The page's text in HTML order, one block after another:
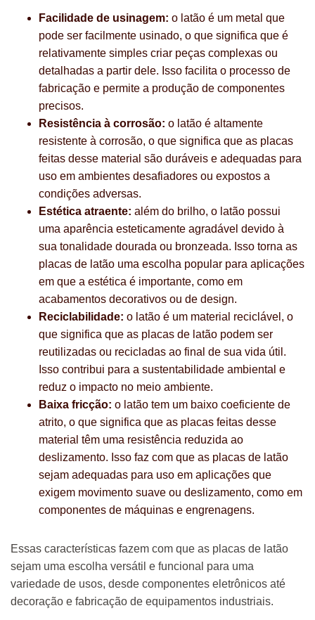
Facilidade de usinagem: o latão é um metal que
pode ser facilmente usinado, o que significa que é
relativamente simples criar peças complexas ou
detalhadas a partir dele. Isso facilita o processo de
fabricação e permite a produção de componentes
precisos.
Resistência à corrosão: o latão é altamente
resistente à corrosão, o que significa que as placas
feitas desse material são duráveis e adequadas para
uso em ambientes desafiadores ou expostos a
condições adversas.
Estética atraente: além do brilho, o latão possui
uma aparência esteticamente agradável devido à
sua tonalidade dourada ou bronzeada. Isso torna as
placas de latão uma escolha popular para aplicações
em que a estética é importante, como em
acabamentos decorativos ou de design.
Reciclabilidade: o latão é um material reciclável, o
que significa que as placas de latão podem ser
reutilizadas ou recicladas ao final de sua vida útil.
Isso contribui para a sustentabilidade ambiental e
reduz o impacto no meio ambiente.
Baixa fricção: o latão tem um baixo coeficiente de
atrito, o que significa que as placas feitas desse
material têm uma resistência reduzida ao
deslizamento. Isso faz com que as placas de latão
sejam adequadas para uso em aplicações que
exigem movimento suave ou deslizamento, como em
componentes de máquinas e engrenagens.
Essas características fazem com que as placas de latão
sejam uma escolha versátil e funcional para uma
variedade de usos, desde componentes eletrônicos até
decoração e fabricação de equipamentos industriais.